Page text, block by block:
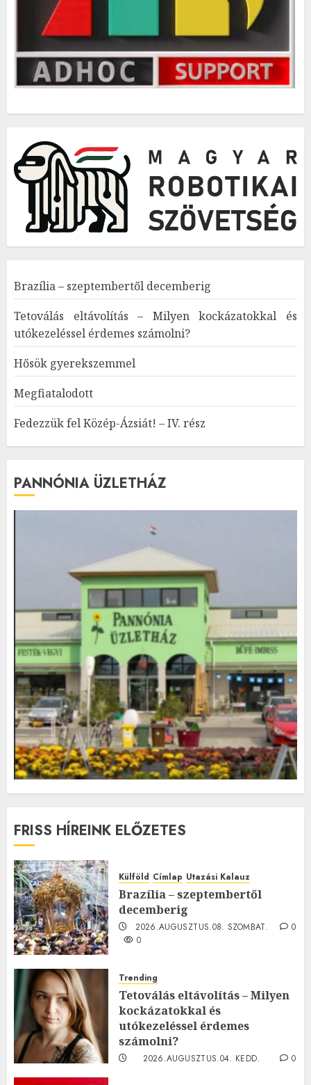
Brazília – szeptembertől decemberig
Tetoválás eltávolítás – Milyen kockázatokkal és
utókezeléssel érdemes számolni?
Hősök gyerekszemmel
Megfiatalodott
Fedezzük fel Közép-Ázsiát! – IV. rész
PANNÓNIA ÜZLETHÁZ
FRISS HÍREINK ELŐZETES
Külföld Címlap Utazási Kalauz
Brazília – szeptembertől
decemberig
2026.AUGUSZTUS.08. SZOMBAT.
0
0
Trending
Tetoválás eltávolítás – Milyen
kockázatokkal és
utókezeléssel érdemes
számolni?
2026.AUGUSZTUS.04. KEDD.
0